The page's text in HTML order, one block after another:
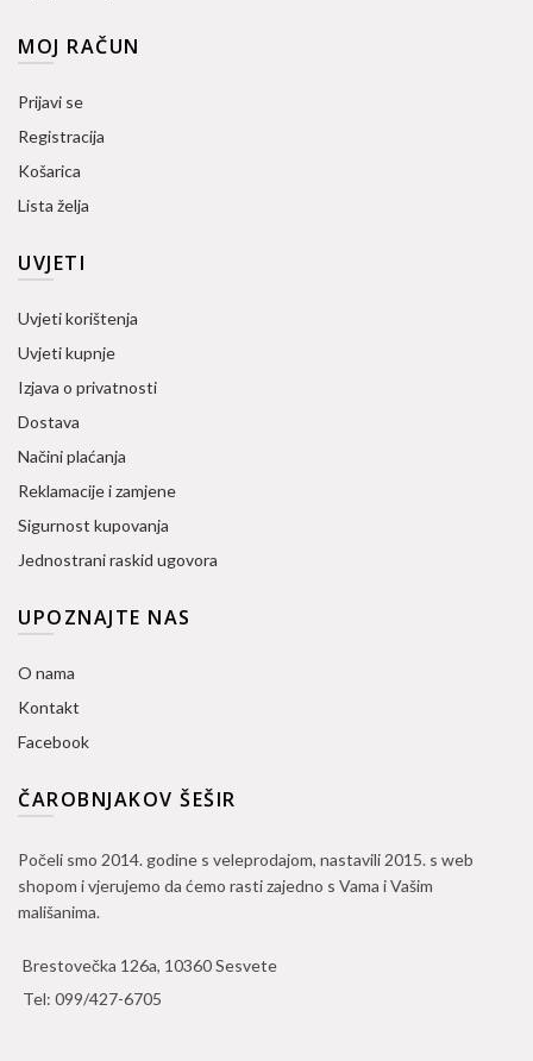
MOJ RAČUN
Prijavi se
Registracija
Košarica
Lista želja
UVJETI
Uvjeti korištenja
Uvjeti kupnje
Izjava o privatnosti
Dostava
Načini plaćanja
Reklamacije i zamjene
Sigurnost kupovanja
Jednostrani raskid ugovora
UPOZNAJTE NAS
O nama
Kontakt
Facebook
ČAROBNJAKOV ŠEŠIR
Počeli smo 2014. godine s veleprodajom, nastavili 2015. s web
shopom i vjerujemo da ćemo rasti zajedno s Vama i Vašim
mališanima.
Brestovečka 126a, 10360 Sesvete
Tel: 099/427-6705